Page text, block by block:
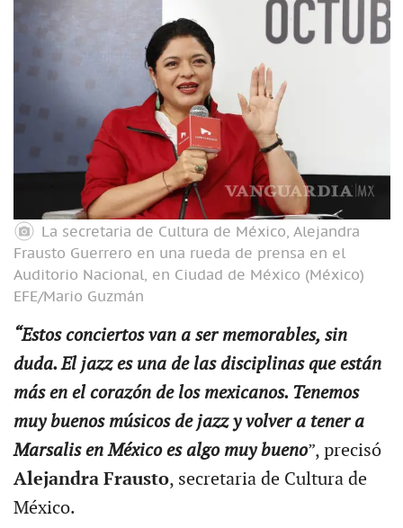
La secretaria de Cultura de México, Alejandra
Frausto Guerrero en una rueda de prensa en el
Auditorio Nacional, en Ciudad de México (México)
EFE/Mario Guzmán
“Estos conciertos van a ser memorables, sin
duda. El jazz es una de las disciplinas que están
más en el corazón de los mexicanos. Tenemos
muy buenos músicos de jazz y volver a tener a
Marsalis en México es algo muy bueno”, precisó
Alejandra Frausto, secretaria de Cultura de
México.